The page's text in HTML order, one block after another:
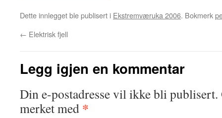
Dette innlegget ble publisert i Ekstremværuka 2006. Bokmerk
← Elektrisk fjell
Legg igjen en kommentar
Din e-postadresse vil ikke bli publisert.
merket med *